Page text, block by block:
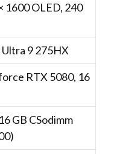
1600 OLED, 240
9 275HX
RTX 5080, 16
GB CSodimm